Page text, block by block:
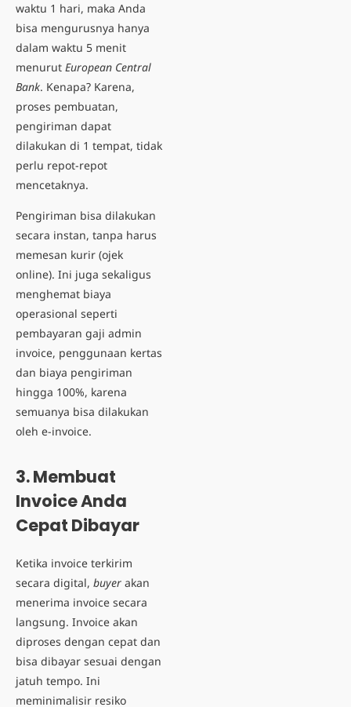
waktu 1 hari, maka Anda
bisa mengurusnya hanya
dalam waktu 5 menit
menurut European Central
Bank. Kenapa? Karena,
proses pembuatan,
pengiriman dapat
dilakukan di 1 tempat, tidak
perlu repot-repot
mencetaknya.
Pengiriman bisa dilakukan
secara instan, tanpa harus
memesan kurir (ojek
online). Ini juga sekaligus
menghemat biaya
operasional seperti
pembayaran gaji admin
invoice, penggunaan kertas
dan biaya pengiriman
hingga 100%, karena
semuanya bisa dilakukan
oleh e-invoice.
3.Membuat
Invoice Anda
Cepat Dibayar
Ketika invoice terkirim
secara digital, buyer akan
menerima invoice secara
langsung. Invoice akan
diproses dengan cepat dan
bisa dibayar sesuai dengan
jatuh tempo. Ini
meminimalisir resiko